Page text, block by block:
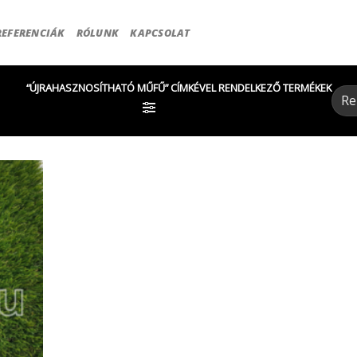
RÓLUNK KAPCSOLAT
“ÚJRAHASZNOSÍTHATÓ MŰFŰ” CÍMKÉVEL RENDELKEZŐ TERMÉKEK